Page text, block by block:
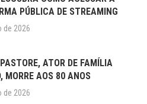
PÚBLICA DE STREAMING
de 2026
ATOR DE FAMÍLIA
MORRE AOS 80 ANOS
de 2026